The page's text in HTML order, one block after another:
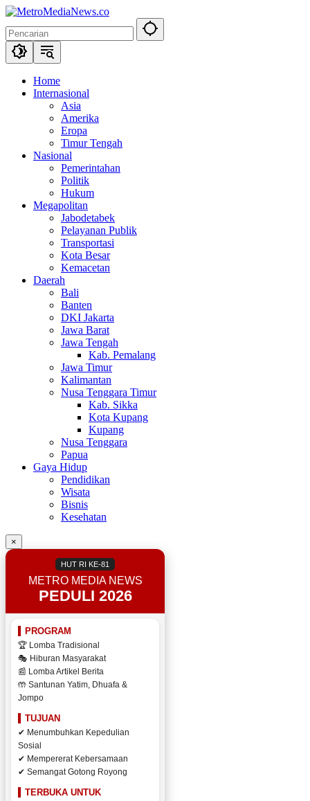
Langsung
konten
Home
Internasional
Asia
Amerika
Eropa
Timur Tengah
Nasional
Pemerintahan
Politik
Hukum
Megapolitan
Jabodetabek
Pelayanan Publik
Transportasi
Kota Besar
Kemacetan
Daerah
Bali
Banten
DKI Jakarta
Jawa Barat
Jawa Tengah
Kab. Pemalang
Jawa Timur
Kalimantan
Nusa Tenggara Timur
Kab. Sikka
Kota Kupang
Kupang
Nusa Tenggara
Papua
Gaya Hidup
Pendidikan
Wisata
Bisnis
Kesehatan
×
HUT RI KE-81
METRO MEDIA NEWS
PEDULI 2026
PROGRAM
🏆 Lomba Tradisional
🎭 Hiburan Masyarakat
📰 Lomba Artikel Berita
🤲 Santunan Yatim, Dhuafa &
Jompo
TUJUAN
✔ Menumbuhkan Kepedulian
Sosial
✔ Mempererat Kebersamaan
✔ Semangat Gotong Royong
TERBUKA UNTUK